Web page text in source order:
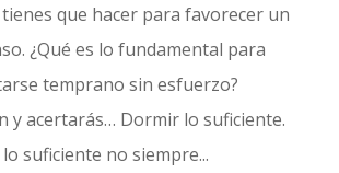
que hacer para favorecer un
¿Qué es lo fundamental para
temprano sin esfuerzo?
y acertarás… Dormir lo suficiente.
suficiente no siempre...